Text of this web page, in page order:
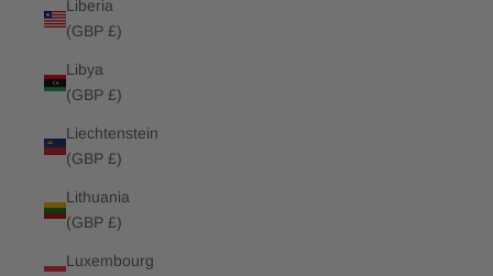
Liberia
(GBP £)
Libya
(GBP £)
Liechtenstein
(GBP £)
Lithuania
(GBP £)
Luxembourg